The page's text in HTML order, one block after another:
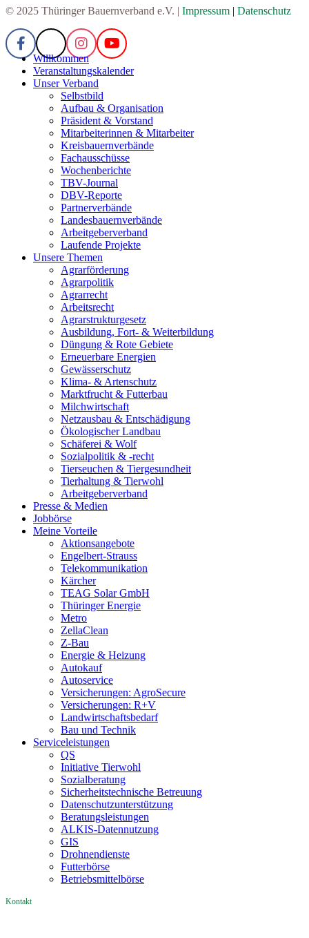
© 2025 Thüringer Bauernverband e.V. | Impressum | Datenschutz
Willkommen
Veranstaltungskalender
Unser Verband
Selbstbild
Aufbau & Organisation
Präsident & Vorstand
Mitarbeiterinnen & Mitarbeiter
Kreisbauernverbände
Fachausschüsse
Wochenberichte
TBV-Journal
DBV-Reporte
Partnerverbände
Landesbauernverbände
Arbeitgeberverband
Laufende Projekte
Unsere Themen
Agrarförderung
Agrarpolitik
Agrarrecht
Arbeitsrecht
Agrarstrukturgesetz
Ausbildung, Fort- & Weiterbildung
Düngung & Rote Gebiete
Erneuerbare Energien
Gewässerschutz
Klima- & Artenschutz
Marktfrucht & Futterbau
Milchwirtschaft
Netzausbau & Entschädigung
Ökologischer Landbau
Schäferei & Wolf
Sozialpolitik & -recht
Tierseuchen & Tiergesundheit
Tierhaltung & Tierwohl
Arbeitgeberverband
Presse & Medien
Jobbörse
Meine Vorteile
Aktionsangebote
Engelbert-Strauss
Telekommunikation
Kärcher
TEAG Solar GmbH
Thüringer Energie
Metro
ZellaClean
Z-Bau
Energie & Heizung
Autokauf
Autoservice
Versicherungen: AgroSecure
Versicherungen: R+V
Landwirtschaftsbedarf
Bau und Technik
Service­­leistungen
QS
Initiative Tierwohl
Sozialberatung
Sicherheitstechnische Betreuung
Datenschutzunterstützung
Beratungsleistungen
ALKIS-Datennutzung
GIS
Drohnendienste
Futterbörse
Betriebsmittelbörse
Kontakt